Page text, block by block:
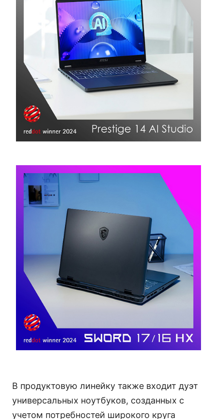
В продуктовую линейку также входит дуэт
универсальных ноутбуков, созданных с
учетом потребностей широкого круга